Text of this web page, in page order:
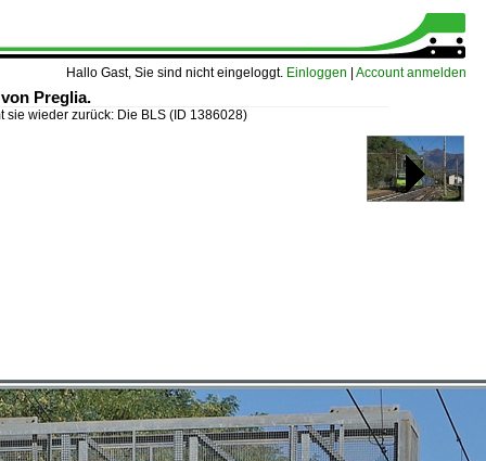
Hallo Gast, Sie sind nicht eingeloggt. Einloggen Account anmelden
Preglia.
sie wieder zurück: Die BLS (ID 1386028)